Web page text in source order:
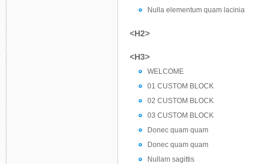
Nulla elementum quam lacinia
<H2>
<H3>
WELCOME
01 CUSTOM BLOCK
02 CUSTOM BLOCK
03 CUSTOM BLOCK
Donec quam quam
Donec quam quam
Nullam sagittis